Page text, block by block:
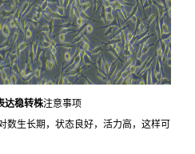
达稳转株注意事项
数生长期，状态良好，活力高，这样可